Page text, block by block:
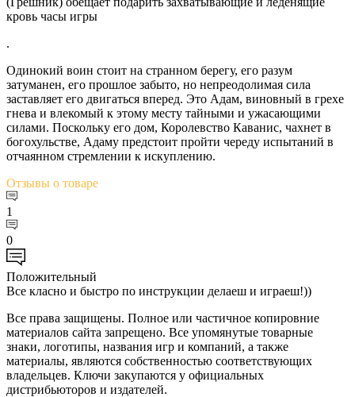
кровь часы игры
.
Одинокий воин стоит на странном берегу, его разум
затуманен, его прошлое забыто, но непреодолимая сила
заставляет его двигаться вперед. Это Адам, виновный в грехе
гнева и влекомый к этому месту тайными и ужасающими
силами. Поскольку его дом, Королевство Каванис, чахнет в
богохульстве, Адаму предстоит пройти череду испытаний в
отчаянном стремлении к искуплению.
Отзывы о товаре
1
0
Положительный
Все класно и быстро по инструкции делаеш и играеш!))
Все права защищены. Полное или частичное копировние
материалов сайта запрещено. Все упомянутые товарные
знаки, логотипы, названия игр и компаний, а также
материалы, являются собственностью соответствующих
владельцев. Ключи закупаются у официальных
дистрибьюторов и издателей.